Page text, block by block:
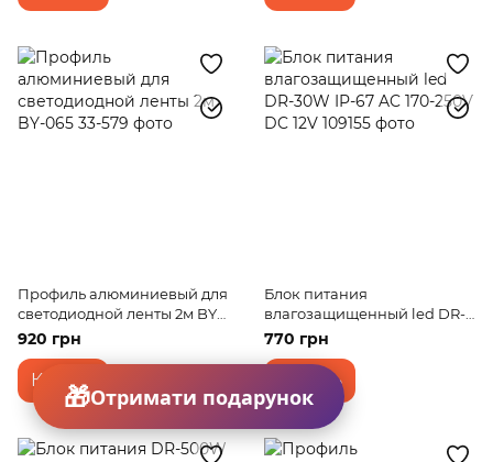
Профиль алюминиевый для
светодиодной ленты 2м BY-
065
920 грн
Купить
Блок питания
влагозащищенный led DR-
30W IP-67 AC 170-250V DC
770 грн
Купить
Отримати подарунок